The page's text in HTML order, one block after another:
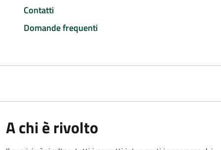
Contatti
Domande frequenti
A chi è rivolto